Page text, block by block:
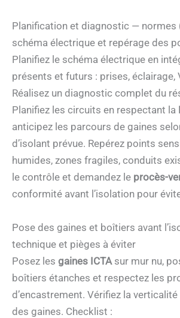
Planification et diagnostic — normes
schéma électrique et repérage des
Planifiez le schéma électrique en
présents et futurs : prises, éclairage,
Réalisez un diagnostic complet du
Planifiez les circuits en respectant la
anticipez les parcours de gaines
d’isolant prévue. Repérez points
humides, zones fragiles, conduits
le contrôle et demandez le procès-
conformité avant l’isolation pour
Pose des gaines et boîtiers avant
technique et pièges à éviter
Posez les gaines ICTA sur mur nu,
boîtiers étanches et respectez les
d’encastrement. Vérifiez la
des gaines. Checklist :